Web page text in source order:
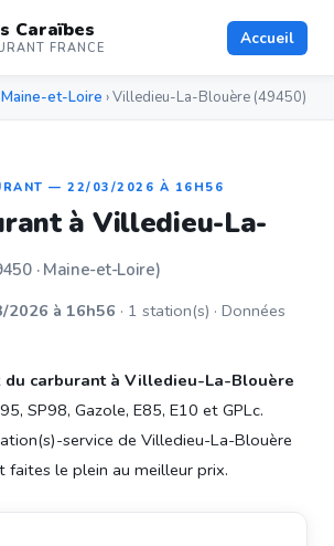
Caraïbes
FRANCE Accueil
Maine-et-Loire › Villedieu-La-Blouère (49450)
— 22/03/2026 À 16H56
à Villedieu-La-
· Maine-et-Loire)
2026 à 16h56 · 1 station(s) · Données
du carburant à Villedieu-La-Blouère
SP98, Gazole, E85, E10 et GPLc.
service de Villedieu-La-Blouère
faites le plein au meilleur prix.